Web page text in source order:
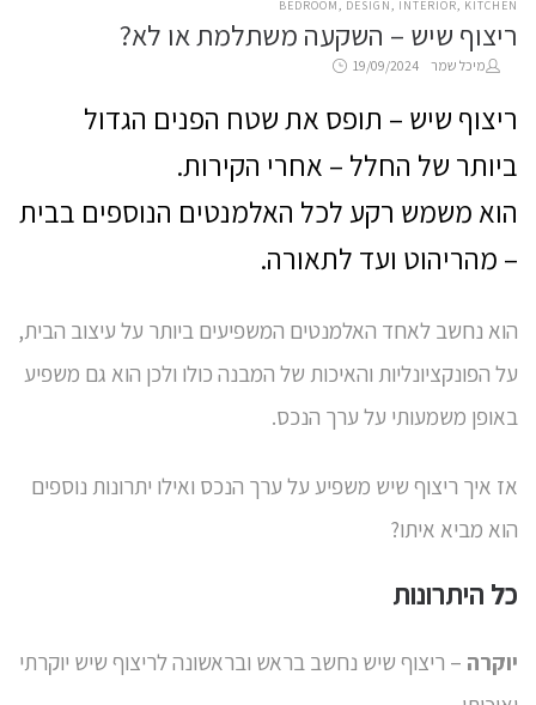
POSTED
BEDROOM DESIGN INTERIOR KITCHEN
ריצוף שיש – השקעה משתלמת או לא?
by
מיכל שמר
Posted 19/09/2024
ריצוף שיש – תופס את שטח הפנים הגדול
ביותר של החלל – אחרי הקירות.
הוא משמש רקע לכל האלמנטים הנוספים בבית
– מהריהוט ועד לתאורה.
הוא נחשב לאחד האלמנטים המשפיעים ביותר על עיצוב הבית,
על הפונקציונליות והאיכות של המבנה כולו ולכן הוא גם משפיע
באופן משמעותי על ערך הנכס.
אז איך ריצוף שיש משפיע על ערך הנכס ואילו יתרונות נוספים
הוא מביא איתו?
כל היתרונות
יוקרה – ריצוף שיש נחשב בראש ובראשונה לריצוף שיש יוקרתי